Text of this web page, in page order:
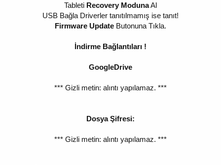
Tableti Recovery ModunaAl
USB Bağla Driverler tanıtılmamış ise tanıt!
Firmware Update Butonuna Tıkla.
İndirme Bağlantıları !
GoogleDrive
*** Gizli metin: alıntı yapılamaz. ***
Dosya Şifresi:
*** Gizli metin: alıntı yapılamaz. ***